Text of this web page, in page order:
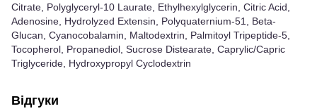
Citrate, Polyglyceryl-10 Laurate, Ethylhexylglycerin, Citric Acid,
Adenosine, Hydrolyzed Extensin, Polyquaternium-51, Beta-
Glucan, Cyanocobalamin, Maltodextrin, Palmitoyl Tripeptide-5,
Tocopherol, Propanediol, Sucrose Distearate, Caprylic/Capric
Triglyceride, Hydroxypropyl Cyclodextrin
Відгуки